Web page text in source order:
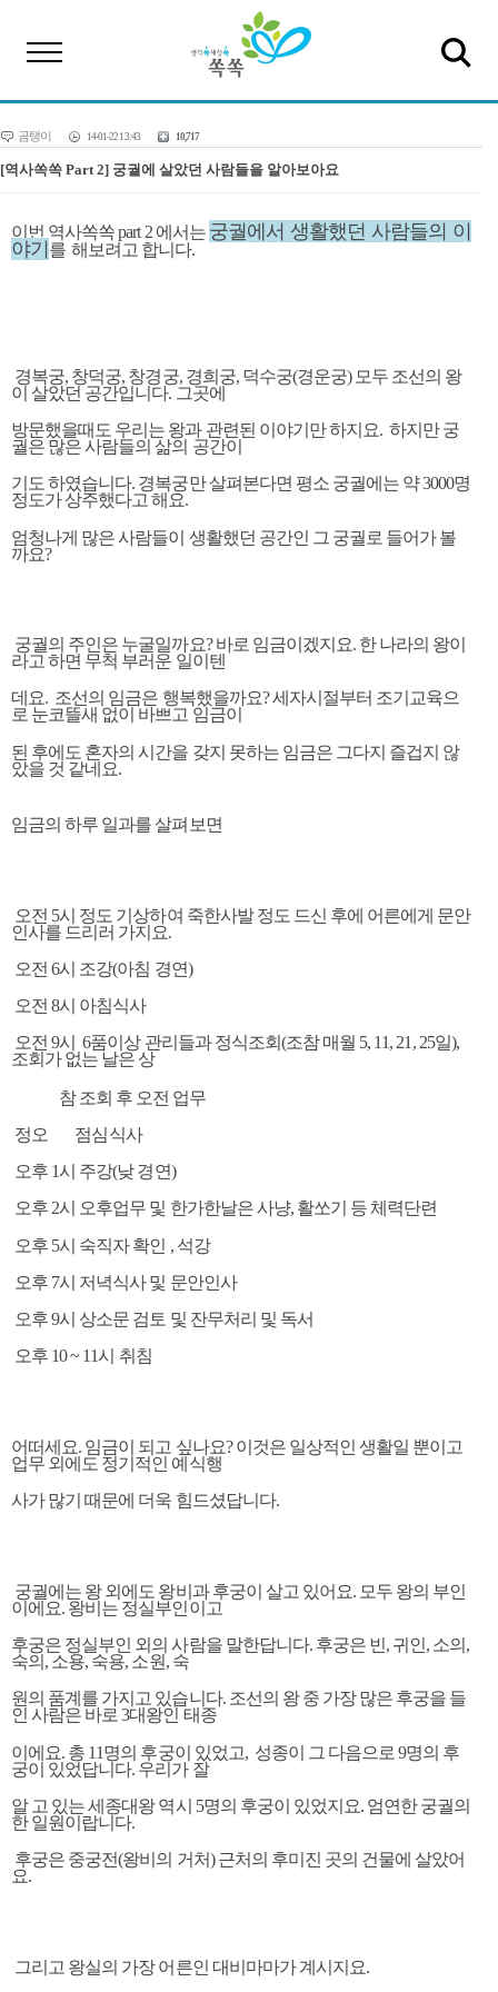
곰탱이 14-01-22 13:43 10,717
[역사쏙쏙 Part 2] 궁궐에 살았던 사람들을 알아보아요
이번 역사쏙쏙 part 2 에서는 궁궐에서 생활했던 사람들의 이
야기를 해보려고 합니다.
경복궁, 창덕궁, 창경궁, 경희궁, 덕수궁(경운궁) 모두 조선의 왕
이 살았던 공간입니다. 그곳에
방문했을때도 우리는 왕과 관련된 이야기만 하지요. 하지만 궁
궐은 많은 사람들의 삶의 공간이
기도 하였습니다. 경복궁만 살펴본다면 평소 궁궐에는 약 3000명
정도가 상주했다고 해요.
엄청나게 많은 사람들이 생활했던 공간인 그 궁궐로 들어가 볼
까요?
궁궐의 주인은 누굴일까요? 바로 임금이겠지요. 한 나라의 왕이
라고 하면 무척 부러운 일이텐
데요. 조선의 임금은 행복했을까요? 세자시절부터 조기교육으
로 눈코뜰새 없이 바쁘고 임금이
된 후에도 혼자의 시간을 갖지 못하는 임금은 그다지 즐겁지 않
았을 것 같네요.
임금의 하루 일과를 살펴보면
오전 5시 정도 기상하여 죽한사발 정도 드신 후에 어른에게 문안
인사를 드리러 가지요.
오전 6시 조강(아침 경연)
오전 8시 아침식사
오전 9시 6품이상 관리들과 정식조회(조참 매월 5, 11, 21, 25일),
조회가 없는 날은 상
참 조회 후 오전 업무
정오 점심식사
오후 1시 주강(낮 경연)
오후 2시 오후업무 및 한가한날은 사냥, 활쏘기 등 체력단련
오후 5시 숙직자 확인 , 석강
오후 7시 저녁식사 및 문안인사
오후 9시 상소문 검토 및 잔무처리 및 독서
오후 10 ~ 11시 취침
어떠세요. 임금이 되고 싶나요? 이것은 일상적인 생활일 뿐이고
업무 외에도 정기적인 예식행
사가 많기 때문에 더욱 힘드셨답니다.
궁궐에는 왕 외에도 왕비과 후궁이 살고 있어요. 모두 왕의 부인
이에요. 왕비는 정실부인이고
후궁은 정실부인 외의 사람을 말한답니다. 후궁은 빈, 귀인, 소의,
숙의, 소용, 숙용, 소원, 숙
원의 품계를 가지고 있습니다. 조선의 왕 중 가장 많은 후궁을 들
인 사람은 바로 3대왕인 태종
이에요. 총 11명의 후궁이 있었고, 성종이 그 다음으로 9명의 후
궁이 있었답니다. 우리가 잘
알 고 있는 세종대왕 역시 5명의 후궁이 있었지요. 엄연한 궁궐의
한 일원이랍니다.
후궁은 중궁전(왕비의 거처) 근처의 후미진 곳의 건물에 살았어
요.
그리고 왕실의 가장 어른인 대비마마가 계시지요.